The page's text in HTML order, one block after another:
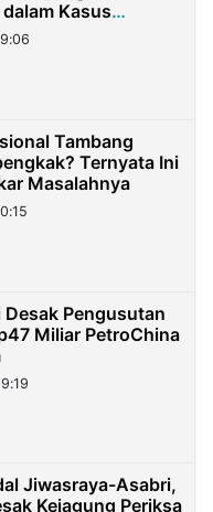
Kasus
Nasabah Rp2,58
Tambang
Ternyata Ini
Masalahnya
Desak Pengusutan
Miliar PetroChina
Jiwasraya-Asabri,
Kejagung Periksa